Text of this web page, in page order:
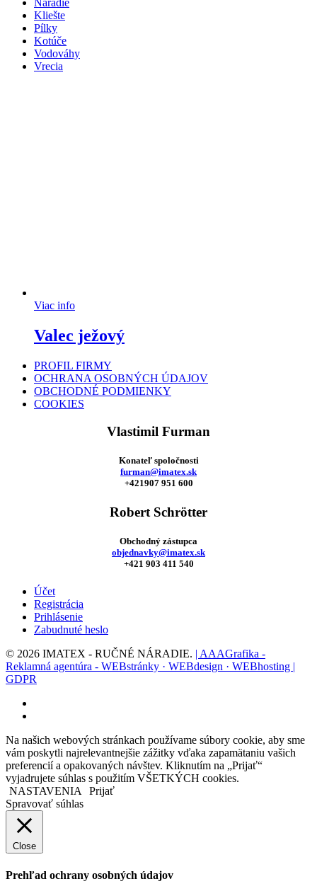
Náradie
Kliešte
Pílky
Kotúče
Vodováhy
Vrecia
Viac info
Valec ježový
PROFIL FIRMY
OCHRANA OSOBNÝCH ÚDAJOV
OBCHODNÉ PODMIENKY
COOKIES
Vlastimil Furman
Konateľ spoločnosti
furman@imatex.sk
+421907 951 600
Robert Schrötter
Obchodný zástupca
objednavky@imatex.sk
+421 903 411 540
Účet
Registrácia
Prihlásenie
Zabudnuté heslo
© 2026 IMATEX - RUČNÉ NÁRADIE. | AAAGrafika -
Reklamná agentúra - WEBstránky · WEBdesign · WEBhosting |
GDPR
Na našich webových stránkach používame súbory cookie, aby sme
vám poskytli najrelevantnejšie zážitky vďaka zapamätaniu vašich
preferencií a opakovaných návštev. Kliknutím na „Prijať“
vyjadrujete súhlas s použitím VŠETKÝCH cookies.
NASTAVENIA Prijať
Spravovať súhlas
Close
Prehľad ochrany osobných údajov